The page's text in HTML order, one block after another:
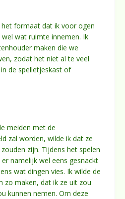
het formaat dat ik voor ogen
wat ruimte innemen. Ik
maken die we
zodat het niet al te veel
de spelletjeskast of
meiden met de
zal worden, wilde ik dat ze
zijn. Tijdens het spelen
namelijk wel eens gesnackt
wat dingen vies. Ik wilde de
zo maken, dat ik ze uit zou
kunnen nemen. Om deze